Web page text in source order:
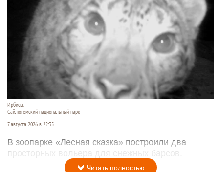
Ирбисы.
Сайлюгемский национальный парк
7 августа 2026 в 22:35
В зоопарке «Лесная сказка» построили два
просторных вольера для снежных барсов.
Читать полностью